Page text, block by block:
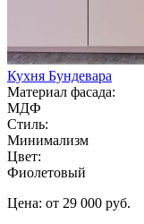
Кухня Бундевара
Материал фасада:
МДФ
Стиль:
Минимализм
Цвет:
Фиолетовый
Цена: от 29 000 руб.